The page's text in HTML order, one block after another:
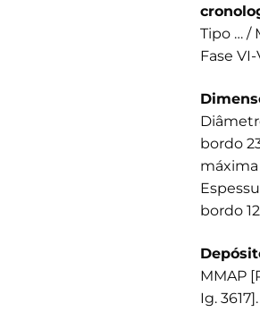
Tipo … /
Fase VI-
bordo
bordo
MMAP
Ig. 3617].